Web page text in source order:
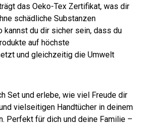
das Oeko-Tex Zertifikat, was dir
schädliche Substanzen
kannst du dir sicher sein, dass du
auf höchste
und gleichzeitig die Umwelt
Set und erlebe, wie viel Freude dir
vielseitigen Handtücher in deinem
Perfekt für dich und deine Familie –